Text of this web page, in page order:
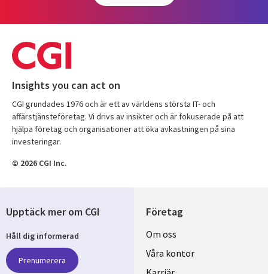
Insights you can act on
CGI grundades 1976 och är ett av världens största IT- och
affärstjänsteföretag. Vi drivs av insikter och är fokuserade på att
hjälpa företag och organisationer att öka avkastningen på sina
investeringar.
© 2026 CGI Inc.
Företag
Useful
links
Om oss
Våra kontor
Upptäck mer om CGI
Håll dig informerad
Prenumerera